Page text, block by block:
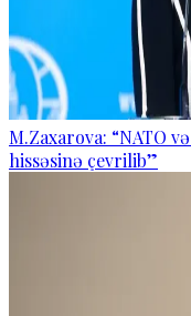
M.Zaxarova: “NATO
hissəsinə çevrilib”